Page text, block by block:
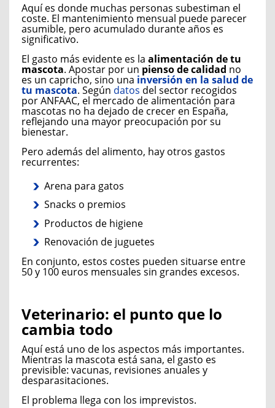
Aquí es donde muchas personas subestiman el
coste. El mantenimiento mensual puede parecer
asumible, pero acumulado durante años es
significativo.
El gasto más evidente es la alimentación de tu
mascota. Apostar por un pienso de calidad no
es un capricho, sino una inversión en la salud de
tu mascota. Según datos del sector recogidos
por ANFAAC, el mercado de alimentación para
mascotas no ha dejado de crecer en España,
reflejando una mayor preocupación por su
bienestar.
Pero además del alimento, hay otros gastos
recurrentes:
Arena para gatos
Snacks o premios
Productos de higiene
Renovación de juguetes
En conjunto, estos costes pueden situarse entre
50 y 100 euros mensuales sin grandes excesos.
Veterinario: el punto que lo
cambia todo
Aquí está uno de los aspectos más importantes.
Mientras la mascota está sana, el gasto es
previsible: vacunas, revisiones anuales y
desparasitaciones.
El problema llega con los imprevistos.